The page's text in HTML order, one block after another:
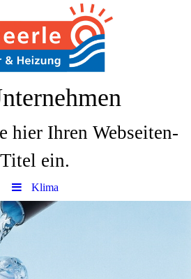
hier Ihren Webseiten-
Titel ein.
Klima